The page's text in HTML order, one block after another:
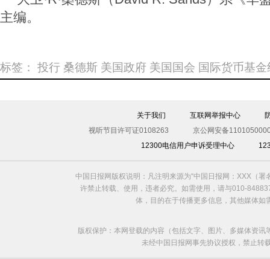
主编。
标签： 投行 桑德斯 美国政府 美国国会 国际货币基
关于我们 互联网举报中心
视听节目许可证0108263
京公网安备
12300电信用户申诉受理中心
中国日报网版权说明：凡注明来源为“中国日报网：XXX（
许禁止转载、使用，违者必究。如需使用，请与010-
体，目的在于传播更多信息，其他媒体
版权保护：本网登载的内容（包括文字、图片、多媒体资
未经中国日报网事先协议授权，禁止转